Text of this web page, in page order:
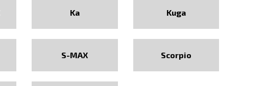
Ka Kuga
S-MAX Scorpio